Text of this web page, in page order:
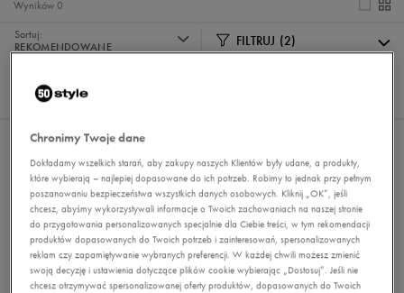
0
Wyników
Sortuj:
REKOMENDOWANE
FILTRUJ (2)
Wybrane filtry: MĘSKIE
Chronimy Twoje dane
Dokładamy wszelkich starań, aby zakupy naszych Klientów były udane, a produkty,
które wybierają – najlepiej dopasowane do ich potrzeb. Robimy to jednak przy pełnym
poszanowaniu bezpieczeństwa wszystkich danych osobowych. Kliknij „OK”, jeśli
chcesz, abyśmy wykorzystywali informacje o Twoich zachowaniach na naszej stronie
do przygotowania personalizowanych specjalnie dla Ciebie treści, w tym rekomendacji
produktów dopasowanych do Twoich potrzeb i zainteresowań, spersonalizowanych
reklam czy zapamiętywanie wybranych preferencji. W każdej chwili możesz zmienić
swoją decyzję i ustawienia dotyczące plików cookie wybierając „Dostosuj”. Jeśli nie
chcesz otrzymywać spersonalizowanej oferty produktów, dopasowanych do Twoich